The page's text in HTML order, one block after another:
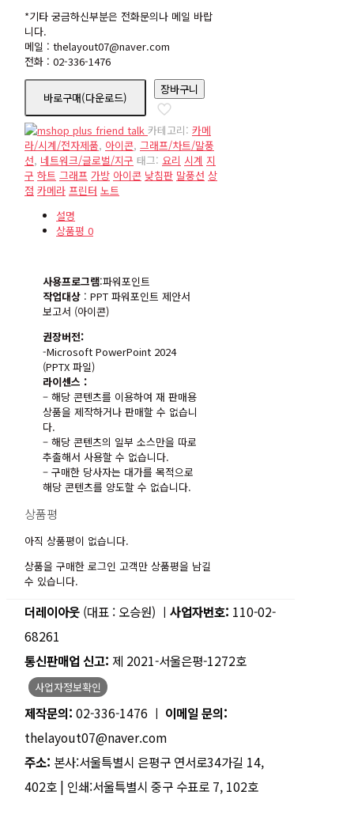
*기타 궁금하신부분은 전화문의나 메일 바랍
니다.
메일 : thelayout07@naver.com
전화 : 02-336-1476
바로구매(다운로드)
icon33
수
량
장바구니
카테고리: 카메
라/시계/전자제품, 아이콘, 그래프/차트/말풍
선, 네트워크/글로벌/지구 태그: 요리 시계 지
구 하트 그래프 가방 아이콘 낮침판 말풍선 상
점 카메라 프린터 노트
설명
상품평 0
사용프로그램:파워포인트
작업대상 : PPT 파워포인트 제안서
보고서 (아이콘)
권장버전:
-Microsoft PowerPoint 2024
(PPTX 파일)
라이센스 :
– 해당 콘텐츠를 이용하여 재 판매용
상품을 제작하거나 판매할 수 없습니
다.
– 해당 콘텐츠의 일부 소스만을 따로
추출해서 사용할 수 없습니다.
– 구매한 당사자는 대가를 목적으로
해당 콘텐츠를 양도할 수 없습니다.
상품평
아직 상품평이 없습니다.
상품을 구매한 로그인 고객만 상품평을 남길
수 있습니다.
더레이아웃 (대표 : 오승원) ㅣ 사업자번호: 110-02-
68261
통신판매업 신고: 제 2021-서울은평-1272호
사업자정보확인
제작문의: 02-336-1476 ㅣ 이메일 문의:
thelayout07@naver.com
주소: 본사:서울특별시 은평구 연서로34가길 14,
402호 | 인쇄:서울특별시 중구 수표로 7, 102호